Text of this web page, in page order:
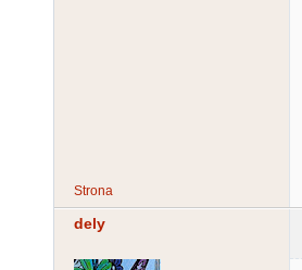
Strona
dely